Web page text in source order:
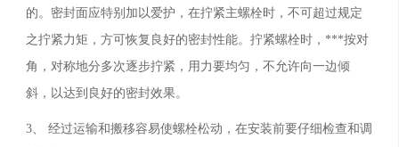
的。密封面应特别加以爱护，在拧紧主螺栓时，不可超过规定
之拧紧力矩，方可恢复良好的密封性能。拧紧螺栓时，***按对
角，对称地分多次逐步拧紧，用力要均匀，不允许向一边倾
斜，以达到良好的密封效果。
3、 经过运输和搬移容易使螺栓松动，在安装前要仔细检查和调